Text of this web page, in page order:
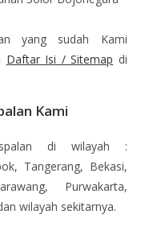
yang sudah Kami
Daftar Isi / Sitemap di
Kami
di wilayah :
Tangerang, Bekasi,
Purwakarta,
wilayah sekitarnya.